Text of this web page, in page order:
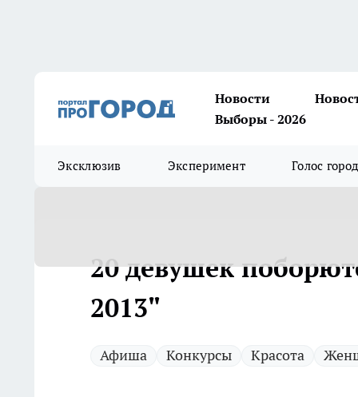
Новости
Выборы - 2026
Эксклюзив Эксперимент Голос
20 девушек
2013"
Афиша Конкурсы Красота